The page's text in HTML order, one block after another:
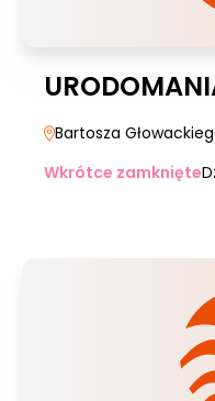
Bartosza
Wkrótce zamknięte